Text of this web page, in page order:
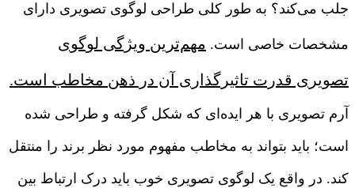
جلب می‌کند؟ به طور کلی طراحی لوگوی تصویری دارای
مشخصات خاصی است. مهم‌ترین ویژگی لوگوی
تصویری قدرت تاثیرگذاری آن در ذهن مخاطب است.
آرم تصویری با هر ایده‌ای که شکل گرفته و طراحی شده
است؛ باید بتواند به مخاطب مفهوم مورد نظر برند را منتقل
کند. در واقع یک لوگوی تصویری خوب باید درک ارتباط بین